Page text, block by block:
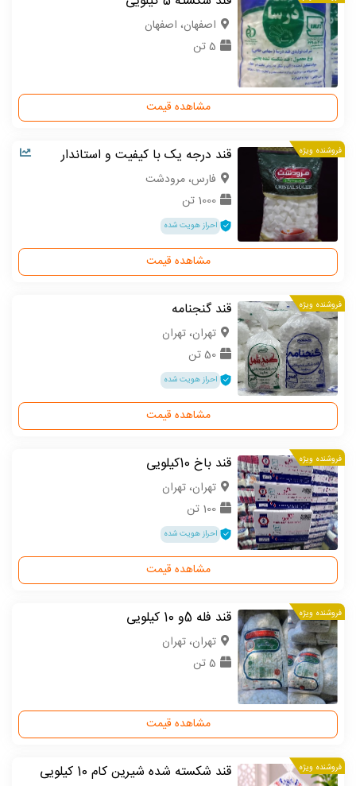
اصفهان، اصفهان
5 تن
مشاهده قیمت
فروشنده ویژه قند درجه یک با کیفیت و استاندار
فارس، مرودشت
1000 تن
احراز هویت شده
مشاهده قیمت
فروشنده ویژه قند گنجنامه
تهران، تهران
50 تن
احراز هویت شده
مشاهده قیمت
فروشنده ویژه قند باخ 10کیلویی
تهران، تهران
100 تن
احراز هویت شده
مشاهده قیمت
فروشنده ویژه قند فله 5و 10 کیلویی
تهران، تهران
5 تن
مشاهده قیمت
فروشنده ویژه قند شکسته شده شیرین کام 10 کیلویی